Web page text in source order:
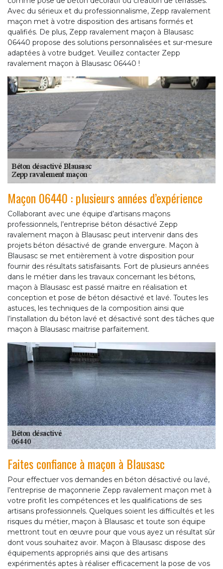
Avec du sérieux et du professionnalisme, Zepp ravalement
maçon met à votre disposition des artisans formés et
qualifiés. De plus, Zepp ravalement maçon à Blausasc
06440 propose des solutions personnalisées et sur-mesure
adaptées à votre budget. Veuillez contacter Zepp
ravalement maçon à Blausasc 06440 !
Maçon 06440 : plusieurs années d’expérience
Collaborant avec une équipe d’artisans maçons
professionnels, l’entreprise béton désactivé Zepp
ravalement maçon à Blausasc peut intervenir dans des
projets béton désactivé de grande envergure. Maçon à
Blausasc se met entièrement à votre disposition pour
fournir des résultats satisfaisants. Fort de plusieurs années
dans le métier dans les travaux concernant les bétons,
maçon à Blausasc est passé maitre en réalisation et
conception et pose de béton désactivé et lavé. Toutes les
astuces, les techniques de la composition ainsi que
l’installation du béton lavé et désactivé sont des tâches que
maçon à Blausasc maitrise parfaitement.
Faites confiance à maçon à Blausasc
Pour effectuer vos demandes en béton désactivé ou lavé,
l’entreprise de maçonnerie Zepp ravalement maçon met à
votre profit les compétences et les qualifications de ses
artisans professionnels. Quelques soient les difficultés et les
risques du métier, maçon à Blausasc et toute son équipe
mettront tout en œuvre pour que vous ayez un résultat sûr
dont vous souhaitez avoir. Maçon à Blausasc dispose des
équipements appropriés ainsi que des artisans
expérimentés aptes à réaliser efficacement la pose de vos